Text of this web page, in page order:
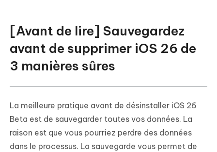
[Avant de lire] Sauvegardez
avant de supprimer iOS 26 de
3 manières sûres
La meilleure pratique avant de désinstaller iOS 26
Beta est de sauvegarder toutes vos données. La
raison est que vous pourriez perdre des données
dans le processus. La sauvegarde vous permet de